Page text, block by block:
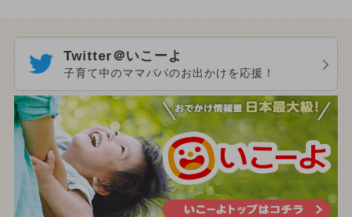
Twitter＠いこーよ
子育て中のママパパのお出かけを応援！